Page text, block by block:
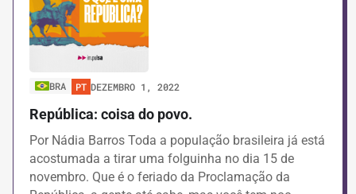
BRA PT DEZEMBRO 1, 2022
República: coisa do povo.
Por Nádia Barros Toda a população brasileira já está
acostumada a tirar uma folguinha no dia 15 de
novembro. Que é o feriado da Proclamação da